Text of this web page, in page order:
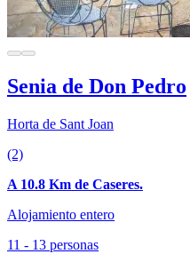
Senia de Don Pedro
Horta de Sant Joan
(2)
A 10.8 Km de Caseres.
Alojamiento entero
11 - 13 personas